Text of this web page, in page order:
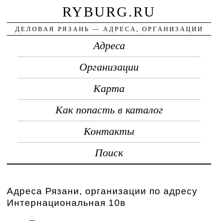
RYBURG.RU
ДЕЛОВАЯ РЯЗАНЬ — АДРЕСА, ОРГАНИЗАЦИИ
Адреса
Организации
Карта
Как попасть в каталог
Контакты
Поиск
Адреса Рязани, организации по адресу
Интернациональная 10в